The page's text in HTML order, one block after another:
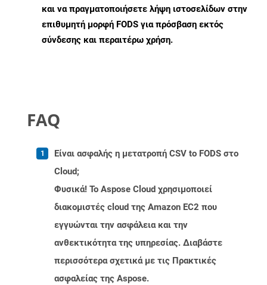
και να πραγματοποιήσετε λήψη ιστοσελίδων στην
επιθυμητή μορφή FODS για πρόσβαση εκτός
σύνδεσης και περαιτέρω χρήση.
FAQ
Είναι ασφαλής η μετατροπή CSV to FODS στο
Cloud;
Φυσικά! Το Aspose Cloud χρησιμοποιεί
διακομιστές cloud της Amazon EC2 που
εγγυώνται την ασφάλεια και την
ανθεκτικότητα της υπηρεσίας. Διαβάστε
περισσότερα σχετικά με τις Πρακτικές
ασφαλείας της Aspose.